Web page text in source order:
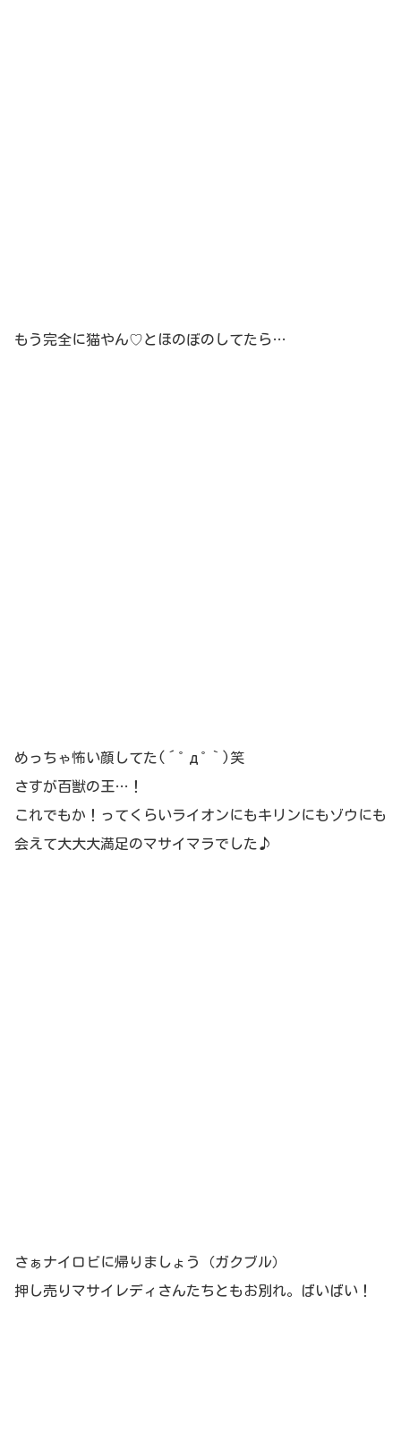
もう完全に猫やん♡とほのぼのしてたら…
めっちゃ怖い顔してた(´ﾟдﾟ｀)笑
さすが百獣の王…！
これでもか！ってくらいライオンにもキリンにもゾウにも
会えて大大大満足のマサイマラでした♪
さぁナイロビに帰りましょう（ガクブル）
押し売りマサイレディさんたちともお別れ。ばいばい！